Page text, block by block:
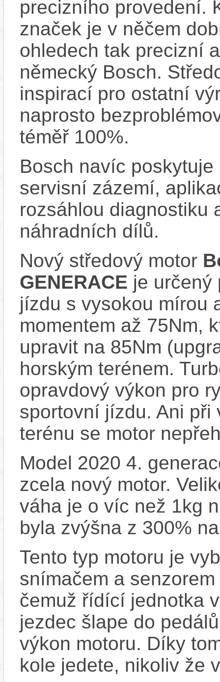
precizního provedení.
značek je v něčem
ohledech tak precizní
německý Bosch.
inspirací pro ostatní
naprosto
téměř 100%.
Bosch navíc
servisní zázemí,
rozsáhlou diagnostiku
náhradních dílů.
Nový středový motor
GENERACE je určený
jízdu s vysokou mírou
momentem až 75Nm,
upravit na 85Nm
horským terénem.
opravdový výkon pro
sportovní jízdu. Ani
terénu se motor
Model 2020 4.
zcela nový motor.
váha je o víc než 1kg
byla zvýšna z 300%
Tento typ motoru je
snímačem a
čemuž řídící jednotka
jezdec šlape do
výkon motoru. Díky
kole jedete, nikoliv že